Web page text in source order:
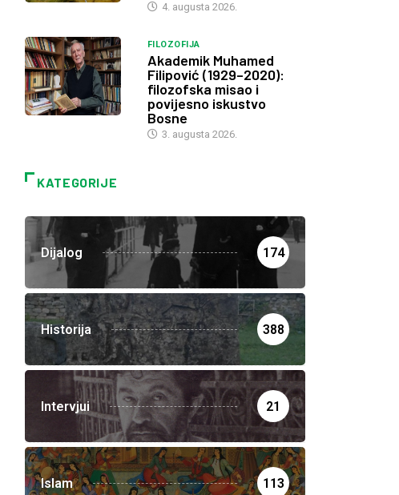
4. augusta 2026.
FILOZOFIJA
Akademik Muhamed
Filipović (1929–2020):
filozofska misao i
povijesno iskustvo
Bosne
3. augusta 2026.
KATEGORIJE
Dijalog 174
Historija 388
Intervjui 21
Islam 113